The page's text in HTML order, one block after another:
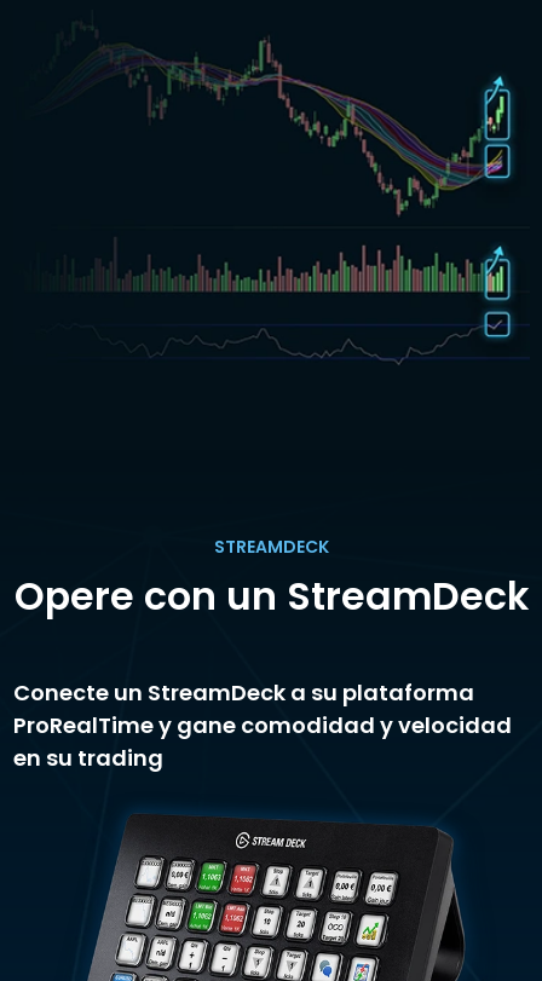
STREAMDECK
Opere con un StreamDeck
Conecte un StreamDeck a su plataforma
ProRealTime y gane comodidad y velocidad
en su trading